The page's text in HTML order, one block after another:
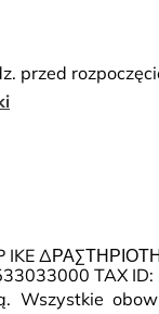
przed
IKE
TAX ID:
Wszystkie